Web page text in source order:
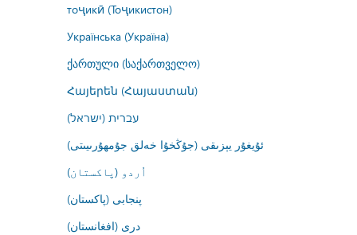
тоҷикӣ (Тоҷикистон)
Українська (Україна)
ქართული (საქართველო)
Հայերեն (Հայաստան)
עברית (ישראל)
ئۇيغۇر يېزىقى (جۇڭخۇا خەلق جۇمھۇرىيىتى)
اُردو (پاکستان)
پنجابی (پاکستان)
درى (افغانستان)